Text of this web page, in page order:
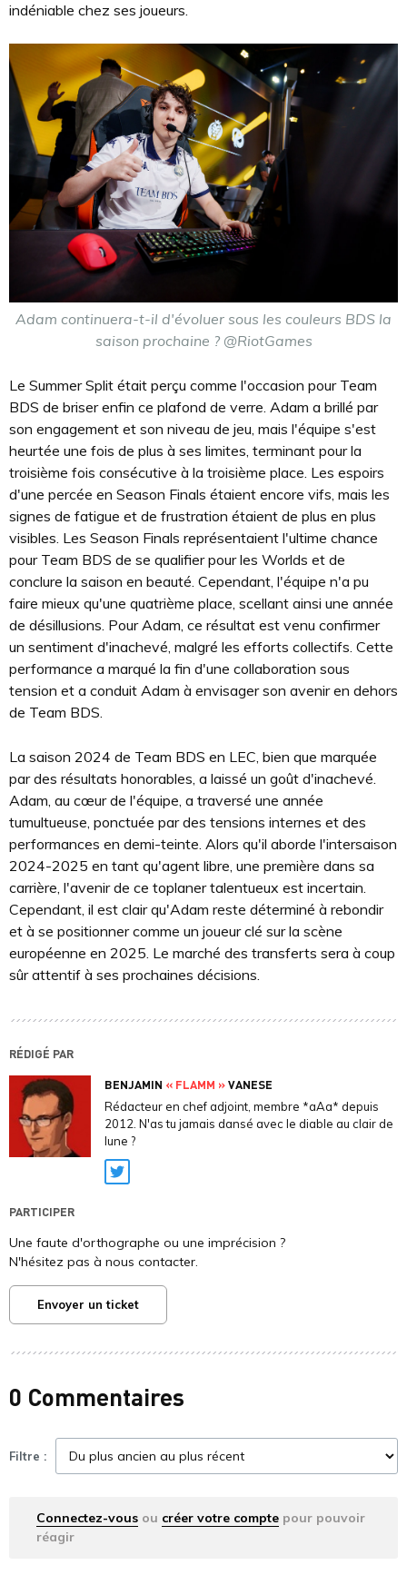
indéniable chez ses joueurs.
Adam continuera-t-il d'évoluer sous les couleurs BDS la
saison prochaine ? @RiotGames
Le Summer Split était perçu comme l'occasion pour Team
BDS de briser enfin ce plafond de verre. Adam a brillé par
son engagement et son niveau de jeu, mais l'équipe s'est
heurtée une fois de plus à ses limites, terminant pour la
troisième fois consécutive à la troisième place. Les espoirs
d'une percée en Season Finals étaient encore vifs, mais les
signes de fatigue et de frustration étaient de plus en plus
visibles. Les Season Finals représentaient l'ultime chance
pour Team BDS de se qualifier pour les Worlds et de
conclure la saison en beauté. Cependant, l'équipe n'a pu
faire mieux qu'une quatrième place, scellant ainsi une année
de désillusions. Pour Adam, ce résultat est venu confirmer
un sentiment d'inachevé, malgré les efforts collectifs. Cette
performance a marqué la fin d'une collaboration sous
tension et a conduit Adam à envisager son avenir en dehors
de Team BDS.
La saison 2024 de Team BDS en LEC, bien que marquée
par des résultats honorables, a laissé un goût d'inachevé.
Adam, au cœur de l'équipe, a traversé une année
tumultueuse, ponctuée par des tensions internes et des
performances en demi-teinte. Alors qu'il aborde l'intersaison
2024-2025 en tant qu'agent libre, une première dans sa
carrière, l'avenir de ce toplaner talentueux est incertain.
Cependant, il est clair qu'Adam reste déterminé à rebondir
et à se positionner comme un joueur clé sur la scène
européenne en 2025. Le marché des transferts sera à coup
sûr attentif à ses prochaines décisions.
RÉDIGÉ PAR
BENJAMIN « FLAMM »VANESE
Rédacteur en chef adjoint, membre *aAa* depuis
2012. N'as tu jamais dansé avec le diable au clair de
lune ?
Twitter
PARTICIPER
Une faute d'orthographe ou une imprécision ?
N'hésitez pas à nous contacter.
Envoyer un ticket
0 Commentaires
Filtre :
Connectez-vous ou créer votre compte pour pouvoir
réagir